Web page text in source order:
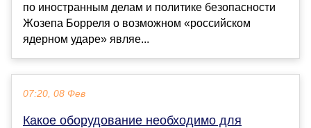
по иностранным делам и политике безопасности
Жозепа Борреля о возможном «российском
ядерном ударе» являе...
07:20, 08 Фев
Какое оборудование необходимо для